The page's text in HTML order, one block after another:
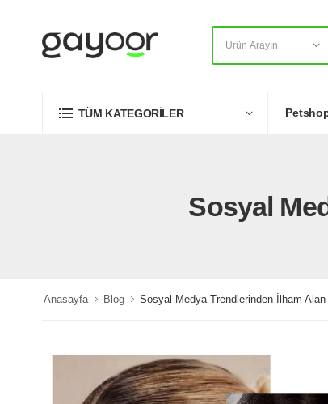
TÜM KATEGORİLER
Sosyal
Anasayfa Blog Sosyal Medya Trendlerinden İlham